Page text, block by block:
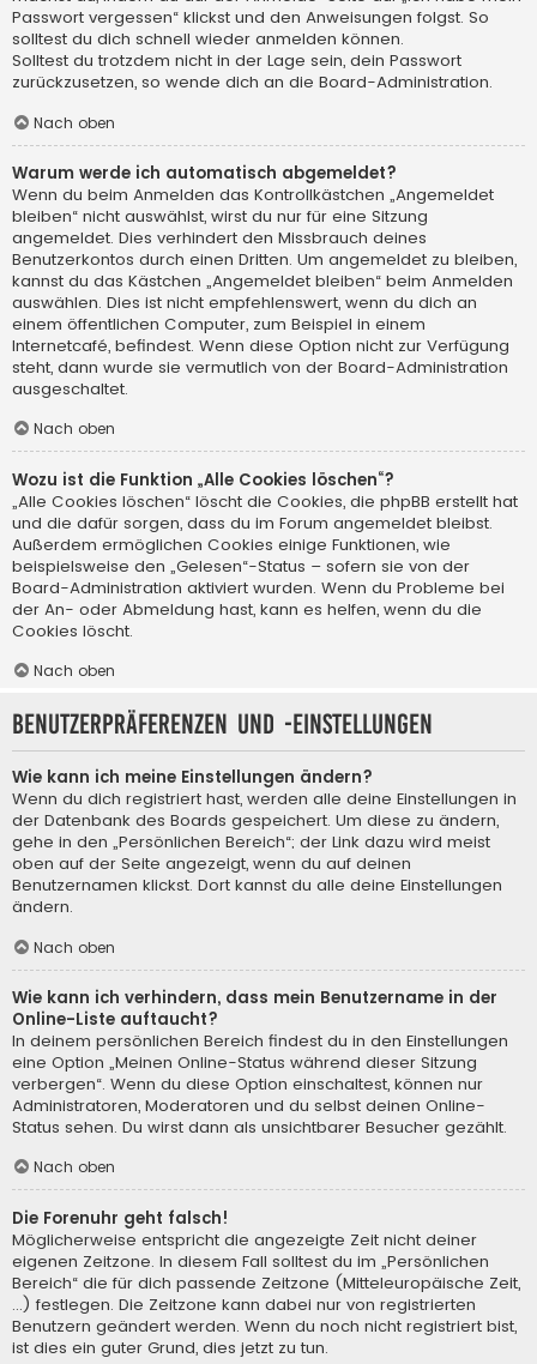
Passwort vergessen“ klickst und den Anweisungen folgst. So
solltest du dich schnell wieder anmelden können.
Solltest du trotzdem nicht in der Lage sein, dein Passwort
zurückzusetzen, so wende dich an die Board-Administration.
Nach oben
Warum werde ich automatisch abgemeldet?
Wenn du beim Anmelden das Kontrollkästchen „Angemeldet
bleiben“ nicht auswählst, wirst du nur für eine Sitzung
angemeldet. Dies verhindert den Missbrauch deines
Benutzerkontos durch einen Dritten. Um angemeldet zu bleiben,
kannst du das Kästchen „Angemeldet bleiben“ beim Anmelden
auswählen. Dies ist nicht empfehlenswert, wenn du dich an
einem öffentlichen Computer, zum Beispiel in einem
Internetcafé, befindest. Wenn diese Option nicht zur Verfügung
steht, dann wurde sie vermutlich von der Board-Administration
ausgeschaltet.
Nach oben
Wozu ist die Funktion „Alle Cookies löschen“?
„Alle Cookies löschen“ löscht die Cookies, die phpBB erstellt hat
und die dafür sorgen, dass du im Forum angemeldet bleibst.
Außerdem ermöglichen Cookies einige Funktionen, wie
beispielsweise den „Gelesen“-Status – sofern sie von der
Board-Administration aktiviert wurden. Wenn du Probleme bei
der An- oder Abmeldung hast, kann es helfen, wenn du die
Cookies löscht.
Nach oben
Benutzerpräferenzen und -einstellungen
Wie kann ich meine Einstellungen ändern?
Wenn du dich registriert hast, werden alle deine Einstellungen in
der Datenbank des Boards gespeichert. Um diese zu ändern,
gehe in den „Persönlichen Bereich“; der Link dazu wird meist
oben auf der Seite angezeigt, wenn du auf deinen
Benutzernamen klickst. Dort kannst du alle deine Einstellungen
ändern.
Nach oben
Wie kann ich verhindern, dass mein Benutzername in der
Online-Liste auftaucht?
In deinem persönlichen Bereich findest du in den Einstellungen
eine Option „Meinen Online-Status während dieser Sitzung
verbergen“. Wenn du diese Option einschaltest, können nur
Administratoren, Moderatoren und du selbst deinen Online-
Status sehen. Du wirst dann als unsichtbarer Besucher gezählt.
Nach oben
Die Forenuhr geht falsch!
Möglicherweise entspricht die angezeigte Zeit nicht deiner
eigenen Zeitzone. In diesem Fall solltest du im „Persönlichen
Bereich“ die für dich passende Zeitzone (Mitteleuropäische Zeit,
...) festlegen. Die Zeitzone kann dabei nur von registrierten
Benutzern geändert werden. Wenn du noch nicht registriert bist,
ist dies ein guter Grund, dies jetzt zu tun.